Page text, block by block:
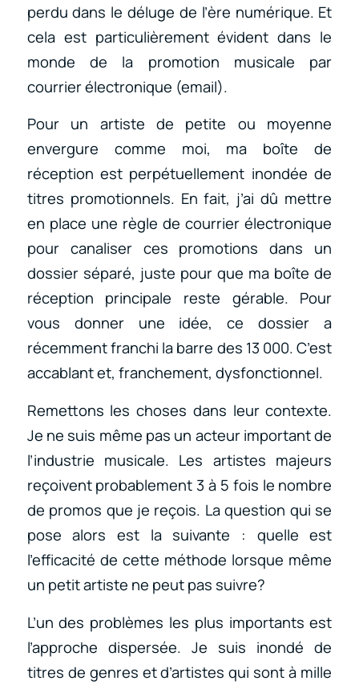
perdu dans le déluge de l’ère numérique. Et
cela est particulièrement évident dans le
monde de la promotion musicale par
courrier électronique (email).
Pour un artiste de petite ou moyenne
envergure comme moi, ma boîte de
réception est perpétuellement inondée de
titres promotionnels. En fait, j’ai dû mettre
en place une règle de courrier électronique
pour canaliser ces promotions dans un
dossier séparé, juste pour que ma boîte de
réception principale reste gérable. Pour
vous donner une idée, ce dossier a
récemment franchi la barre des 13 000. C’est
accablant et, franchement, dysfonctionnel.
Remettons les choses dans leur contexte.
Je ne suis même pas un acteur important de
l’industrie musicale. Les artistes majeurs
reçoivent probablement 3 à 5 fois le nombre
de promos que je reçois. La question qui se
pose alors est la suivante : quelle est
l’efficacité de cette méthode lorsque même
un petit artiste ne peut pas suivre?
L’un des problèmes les plus importants est
l’approche dispersée. Je suis inondé de
titres de genres et d’artistes qui sont à mille